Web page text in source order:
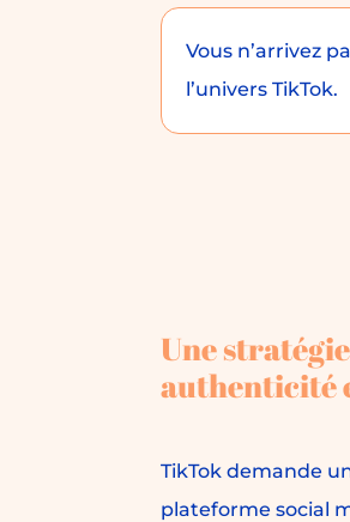
Vous n’arrivez
l’univers TikTok.
Une
authenticité
TikTok demande
plateforme social